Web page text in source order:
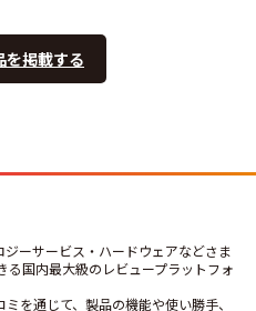
を掲載する
ーサービス・ハードウェアなどさま
る国内最大級のレビュープラットフォ
を通じて、製品の機能や使い勝手、